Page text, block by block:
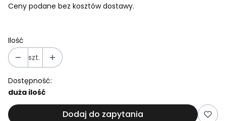
Ceny podane bez kosztów dostawy.
Ilość
szt.
Dostępność:
duża ilość
Dodaj do zapytania